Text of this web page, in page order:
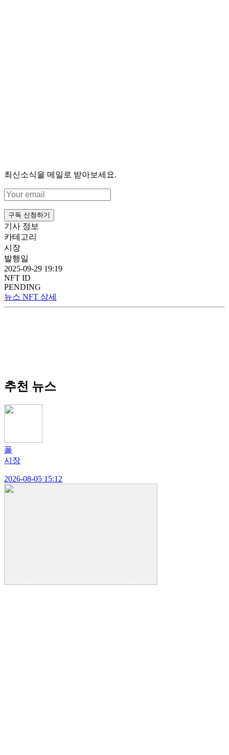
최신소식을 메일로 받아보세요.
구독 신청하기
기사 정보
카테고리
시장
발행일
2025-09-29 19:19
NFT ID
PENDING
뉴스 NFT 상세
추천 뉴스
폴
시장
2026-08-05 15:12